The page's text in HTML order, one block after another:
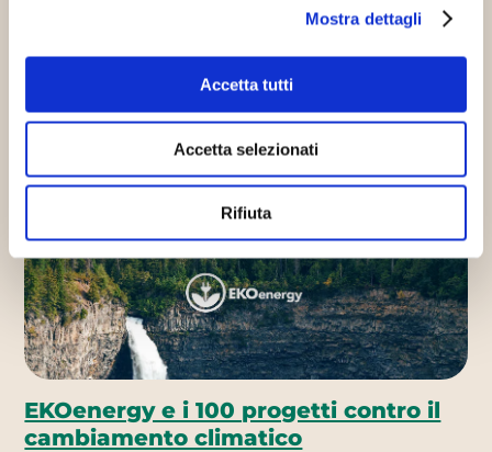
Mostra dettagli
Accetta tutti
Accetta selezionati
Rifiuta
Con l’obiettivo di adeguarsi alle nuove
Continua
Innovazione sostenibile
EKOenergy e i 100 progetti contro il
cambiamento climatico